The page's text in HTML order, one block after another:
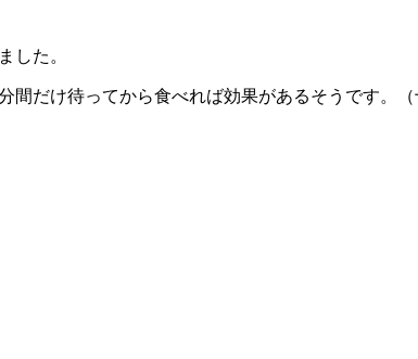
した。
間だけ待ってから食べれば効果があるそうです